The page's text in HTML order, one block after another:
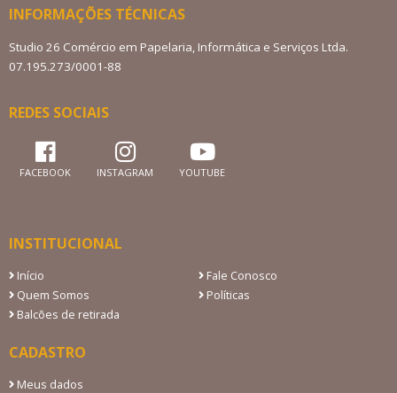
INFORMAÇÕES TÉCNICAS
Studio 26 Comércio em Papelaria, Informática e Serviços Ltda.
07.195.273/0001-88
REDES SOCIAIS
FACEBOOK INSTAGRAM YOUTUBE
INSTITUCIONAL
Início
Fale Conosco
Quem Somos
Políticas
Balcões de retirada
CADASTRO
Meus dados